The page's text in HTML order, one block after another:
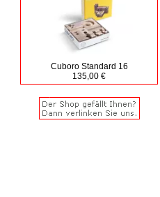
Cuboro Standard 16
135,00 €